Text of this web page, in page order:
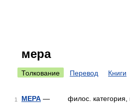
мера
Толкование Перевод Книги
1 МЕРА — филос. категория,